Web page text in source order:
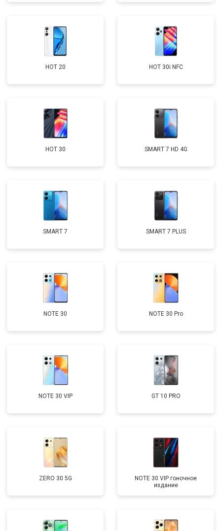
HOT 20 HOT 30i NFC
HOT 30 SMART 7 HD 4G
SMART 7 SMART 7 PLUS
NOTE 30 NOTE 30 Pro
NOTE 30 VIP GT 10 PRO
ZERO 30 5G
NOTE 30 VIP гоночное
издание